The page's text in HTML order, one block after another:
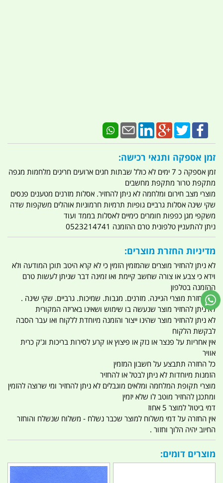
זמן אספקה ותנאי רכישה:
זמן אספקה כ 7 ימים לא כולל שבתות חגים ארועים חריגים מלחמות מגפה
מתקפת טרור מתקפת מחשבים
מוצרי מצב חירום ומלחמה לא ניתן להחזיר. אסלות מזרנים מטענים פנסים
שקי שינה אסלות גרביים גופיות תרמיות חרמוניות אוהלים משקפות שדה
משקפי מגן כפפות חומרים כימיים לאסלות בממד ועוד
ניתן להתעניין טלפונית טרם ההזמנה 0523214741
מדיניות החזרת מוצרים:
לא ניתן להחזיר מוצרים שהמזמין הזמין כי לא קרא היטב תוכן המודעה ולא
וידא כי צבע או צורה שחשב קיימת ואו זמינה דבר שניתן לעשות טרם
ההזמנה בטלפון
אין החזרת מוצרי הגיינה. מזרנים. מגבות. שמיכות. גרביים. שקי שינה .
לא ניתן להחזיר מוצר שנעשה בו שימוש ושאינו באריזה המקורית
לא ניתן להחזיר מוצר שהינו ייצור והזמנה מיוחדת ללקוח ואו עבר הסבה
לבקשת הלקוח
אין אחריות על פנצר או נזק או פיצוץ או קרע לסירות בריכות וג'ק כרית
אוויר
כל החזרה תתבצע על חשבון המזמין
הזמנות מיוחדות לא ניתן לבטל או להחזיר
מוצרי תקופת המלחמה ומלאים מוגבלים לא ניתן להחזיר ומי שרוצה להזמין
ומתכנן להחזיר מוטב לו שלא יזמין
דמי ביטול למוצר 5 אחוז
אין החזרה על דמי משלוח למוצר שכבר נשלח - משלוח שנשלח והוחזר
החיוב יהיה הלוך וחזור .
מוצרים דומים: